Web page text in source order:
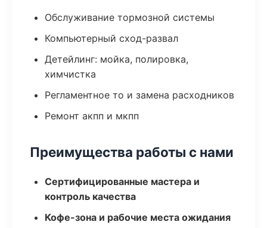
Обслуживание тормозной системы
Компьютерный сход-развал
Детейлинг: мойка, полировка,
химчистка
Регламентное то и замена расходников
Ремонт акпп и мкпп
Преимущества работы с нами
Сертифицированные мастера и
контроль качества
Кофе-зона и рабочие места ожидания